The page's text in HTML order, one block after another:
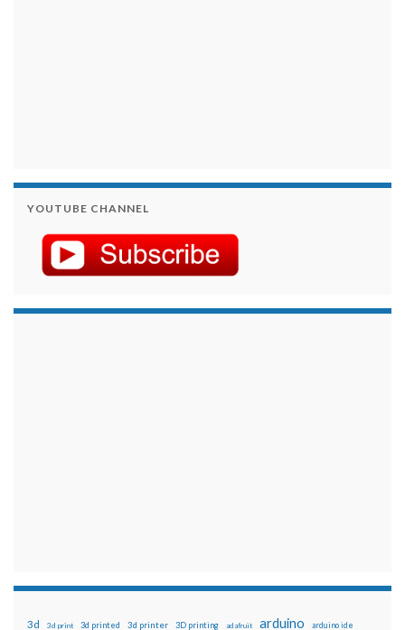
YOUTUBE CHANNEL
3d 3d print 3d printed 3d printer 3D printing adafruit arduino arduino ide